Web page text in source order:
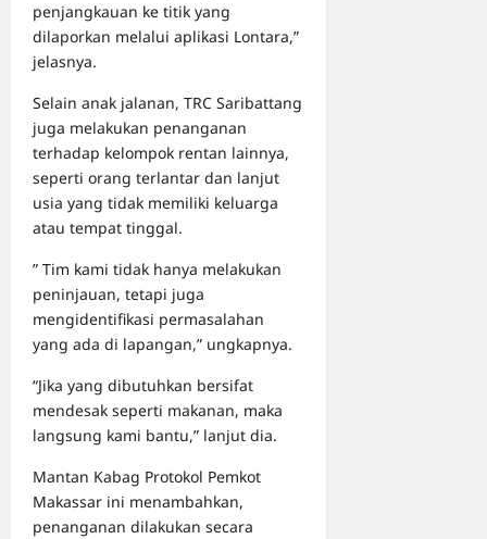
penjangkauan ke titik yang
dilaporkan melalui aplikasi Lontara,”
jelasnya.
Selain anak jalanan, TRC Saribattang
juga melakukan penanganan
terhadap kelompok rentan lainnya,
seperti orang terlantar dan lanjut
usia yang tidak memiliki keluarga
atau tempat tinggal.
” Tim kami tidak hanya melakukan
peninjauan, tetapi juga
mengidentifikasi permasalahan
yang ada di lapangan,” ungkapnya.
“Jika yang dibutuhkan bersifat
mendesak seperti makanan, maka
langsung kami bantu,” lanjut dia.
Mantan Kabag Protokol Pemkot
Makassar ini menambahkan,
penanganan dilakukan secara